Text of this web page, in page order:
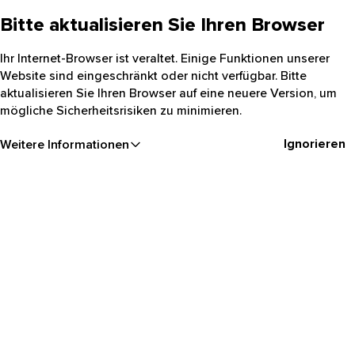
Bitte aktualisieren Sie Ihren Browser
Ihr Internet-Browser ist veraltet. Einige Funktionen unserer
Website sind eingeschränkt oder nicht verfügbar. Bitte
aktualisieren Sie Ihren Browser auf eine neuere Version, um
mögliche Sicherheitsrisiken zu minimieren.
Weitere Informationen Ignorieren